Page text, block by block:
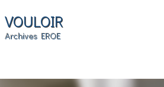
VOULOIR
Archives EROE